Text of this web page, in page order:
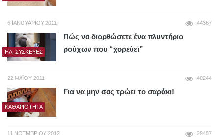
6 ΙΑΝΟΥΑΡΊΟΥ 2011 44367
ΗΛ. ΣΥΣΚΕΥΈΣ
Πώς να διορθώσετε ένα πλυντήριο
ρούχων που “χορεύει”
22 ΜΑΪ́ΟΥ 2011 40244
ΚΑΘΑΡΙΌΤΗΤΑ
Για να μην σας τρώει το σαράκι!
11 ΝΟΕΜΒΡΊΟΥ 2012 29487